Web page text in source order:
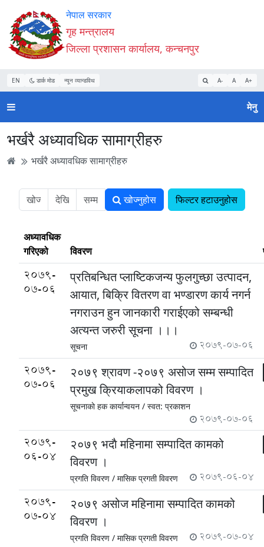
Accessibility
Mode
सुरु
गर्नुहोस्
सामाग्री
पढ्नुहाेस्
नेभिगेसन
पढ्नुहाेस्
वेबसाइट
खोजमा
जानुहोस्
नेपाल सरकार
गृह मन्त्रालय
जिल्ला प्रशासन कार्यालय, कन्चनपुर
EN डार्क मोड न्यून व्यान्डविथ A- A A+
मेनु
भर्खरै अध्यावधिक सामाग्रीहरु
भर्खरै अध्यावधिक सामाग्रीहरु
खोज्नुहोस फिल्टर हटाउनुहोस
अध्यावधिक
गरिएको
विवरण
2079-
07-06
प्रतिबन्धित प्लाष्टिकजन्य फुलगुच्छा उत्पादन,
आयात, बिक्रि वितरण वा भण्डारण कार्य नगर्न
नगराउन हुन जानकारी गराईएको सम्बन्धी
अत्यन्त जरुरी सूचना ।।।
सूचना 2079-07-06
2079-
07-06
२०७९ श्रावण -२०७९ असोज सम्म सम्पादित
प्रमुख क्रियाकलापको विवरण ।
सूचनाकाे हक कार्यान्वयन / स्वत: प्रकाशन
2079-07-06
2079-
06-04
२०७९ भदाै महिनामा सम्पादित कामको
विवरण ।
प्रगति विवरण / मासिक प्रगती विवरण 2079-06-04
2079-
07-04
२०७९ असोज महिनामा सम्पादित कामको
विवरण ।
प्रगति विवरण / मासिक प्रगती विवरण 2079-07-04